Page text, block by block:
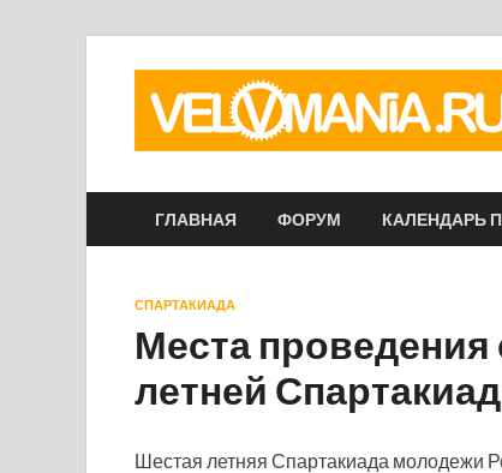
ГЛАВНАЯ ФОРУМ КАЛЕНДАРЬ
СПАРТАКИАДА
Места проведения
летней
Шестая летняя Спартакиада молодежи